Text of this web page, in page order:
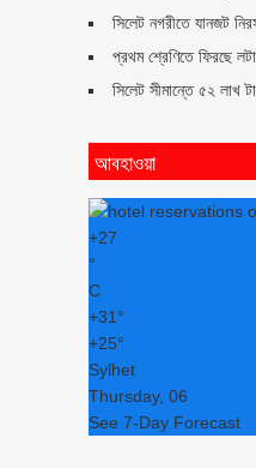
সিলেট নগরীতে যানজট
প্রথম শ্রেণিতে ফিরছে
সিলেট সীমান্তে ৫২ লাখ
আবহাওয়া
+27
°
C
+31°
+25°
Sylhet
Thursday, 06
See 7-Day Forecast